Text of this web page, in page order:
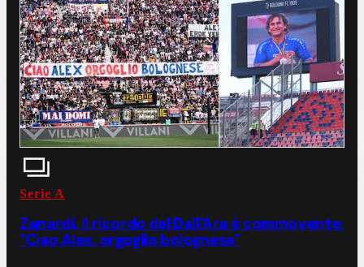
Serie A
Zanardi, il ricordo del Dall'Ara è commovente:
"Ciao Alex, orgoglio bolognese"